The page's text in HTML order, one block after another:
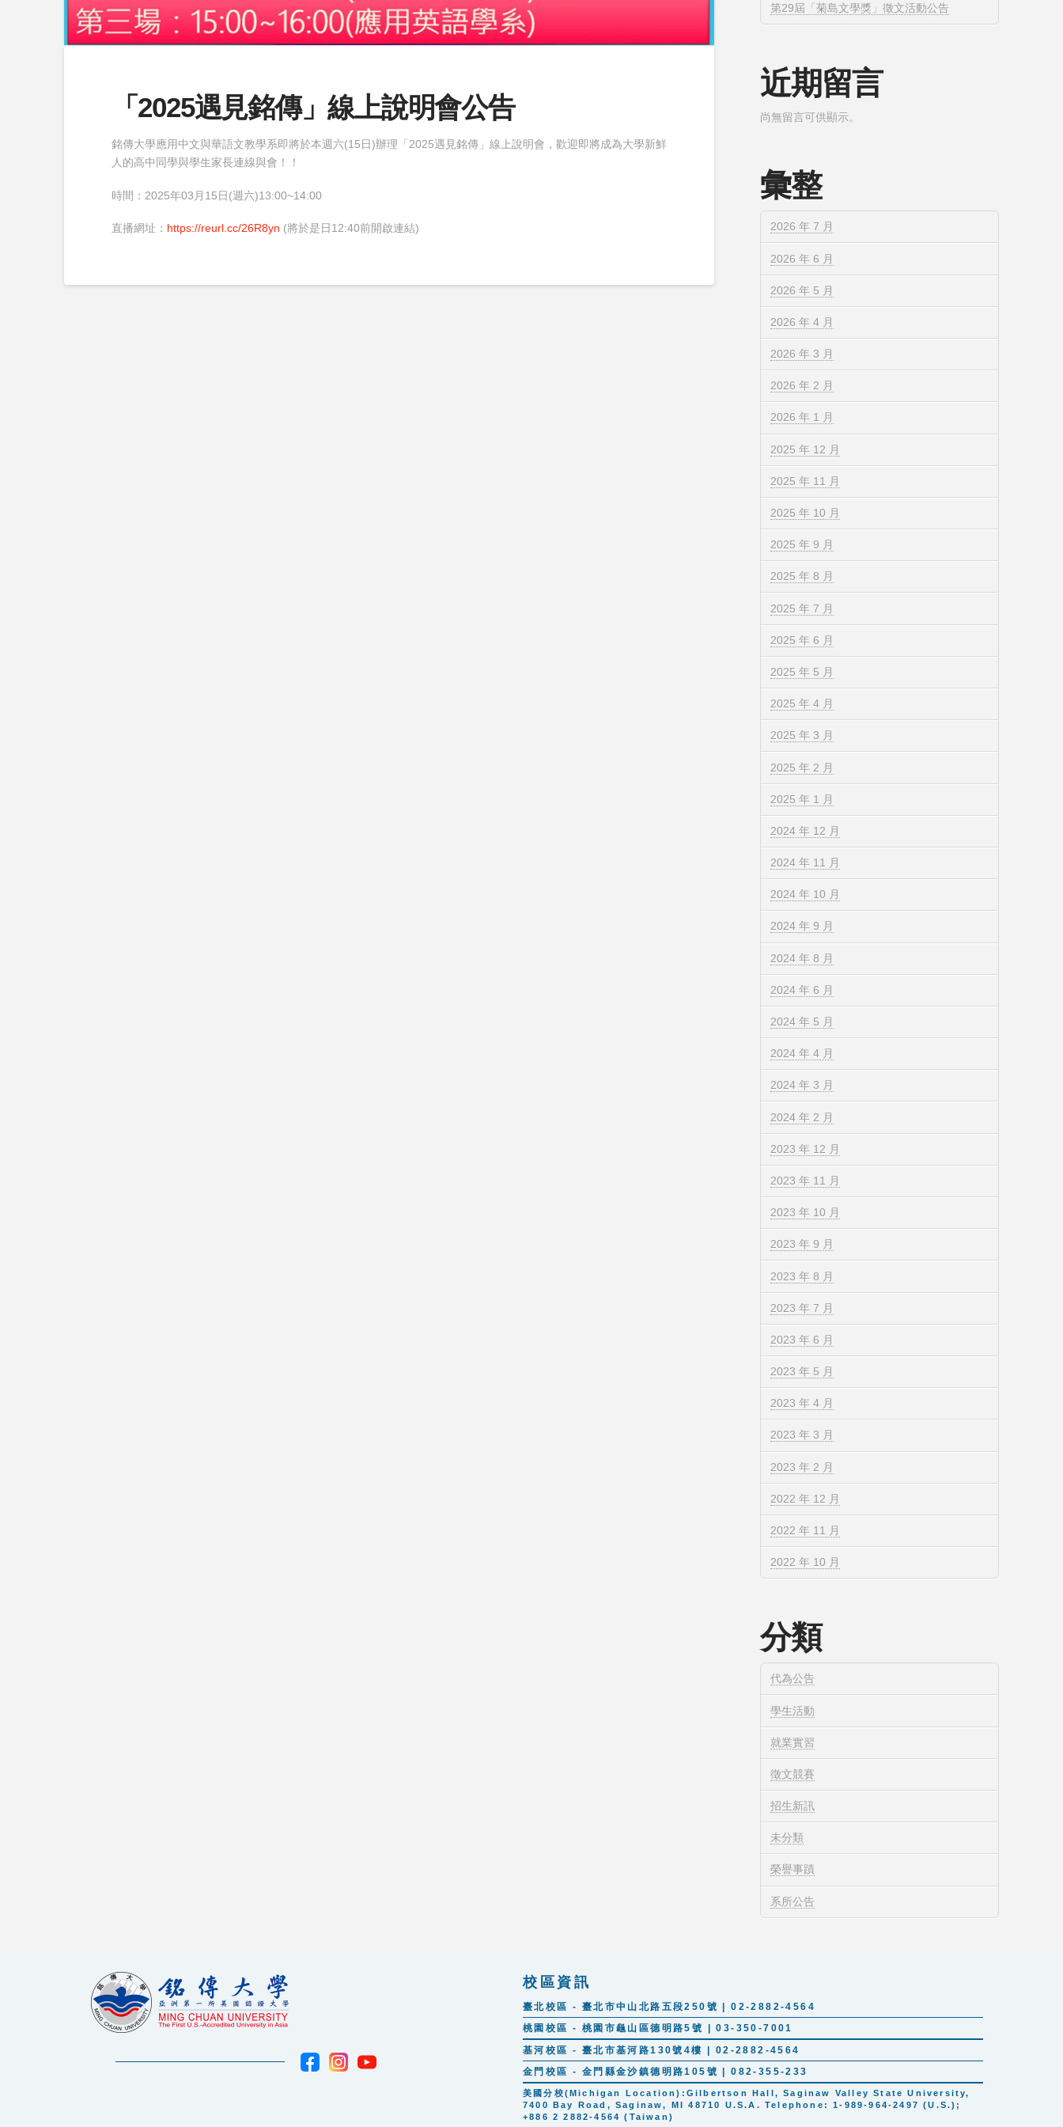
「2025遇見銘傳」線上說明會公告
銘傳大學應用中文與華語文教學系即將於本週六(15日)辦理「2025遇見銘傳」線上說明會，歡迎即將成為大學新鮮
人的高中同學與學生家長連線與會！！
時間：2025年03月15日(週六)13:00~14:00
直播網址： https://reurl.cc/26R8yn (將於是日12:40前開啟連結)
第29屆「菊島文學獎」徵文活動公告
近期留言
尚無留言可供顯示。
彙整
2026 年 7 月
2026 年 6 月
2026 年 5 月
2026 年 4 月
2026 年 3 月
2026 年 2 月
2026 年 1 月
2025 年 12 月
2025 年 11 月
2025 年 10 月
2025 年 9 月
2025 年 8 月
2025 年 7 月
2025 年 6 月
2025 年 5 月
2025 年 4 月
2025 年 3 月
2025 年 2 月
2025 年 1 月
2024 年 12 月
2024 年 11 月
2024 年 10 月
2024 年 9 月
2024 年 8 月
2024 年 6 月
2024 年 5 月
2024 年 4 月
2024 年 3 月
2024 年 2 月
2023 年 12 月
2023 年 11 月
2023 年 10 月
2023 年 9 月
2023 年 8 月
2023 年 7 月
2023 年 6 月
2023 年 5 月
2023 年 4 月
2023 年 3 月
2023 年 2 月
2022 年 12 月
2022 年 11 月
2022 年 10 月
分類
代為公告
學生活動
就業實習
徵文競賽
招生新訊
未分類
榮譽事蹟
系所公告
校區資訊
臺北校區 - 臺北市中山北路五段250號 | 02-2882-4564
桃園校區 - 桃園市龜山區德明路5號 | 03-350-7001
基河校區 - 臺北市基河路130號4樓 | 02-2882-4564
金門校區 - 金門縣金沙鎮德明路105號 | 082-355-233
美國分校(Michigan Location):Gilbertson Hall, Saginaw Valley State University,
7400 Bay Road, Saginaw, MI 48710 U.S.A. Telephone: 1-989-964-2497 (U.S.);
+886 2 2882-4564 (Taiwan)